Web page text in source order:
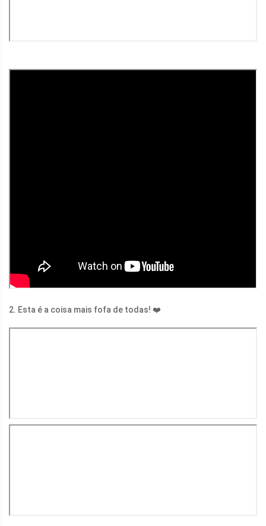
2. Esta é a coisa mais fofa de todas! ❤️